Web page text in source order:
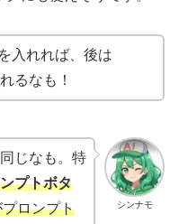
入れれば、後は
るなも！
シンナモ
じなも。特
プトボタ
ロンプト